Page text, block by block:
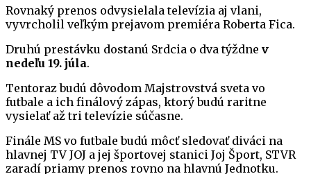
Rovnaký prenos odvysielala televízia aj vlani,
vyvrcholil veľkým prejavom premiéra Roberta Fica.
Druhú prestávku dostanú Srdcia o dva týždne v
nedeľu 19. júla.
Tentoraz budú dôvodom Majstrovstvá sveta vo
futbale a ich finálový zápas, ktorý budú raritne
vysielať až tri televízie súčasne.
Finále MS vo futbale budú môcť sledovať diváci na
hlavnej TV JOJ a jej športovej stanici Joj Šport, STVR
zaradí priamy prenos rovno na hlavnú Jednotku.